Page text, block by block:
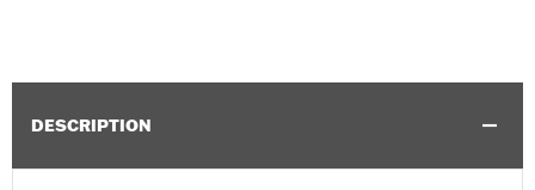
DESCRIPTION